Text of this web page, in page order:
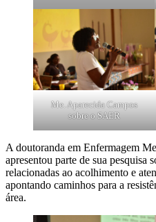
Me. Aparecida Campos
sobre o SAER
A doutoranda em Enfermagem
apresentou parte de sua pesquisa
relacionadas ao acolhimento e
apontando caminhos para a
área.